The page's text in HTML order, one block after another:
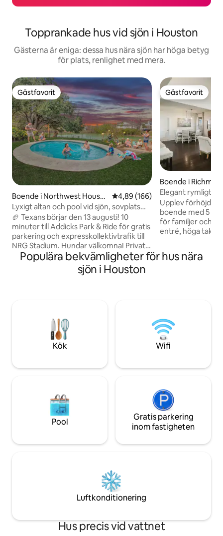
Topprankade hus vid sjön i Houston
Gästerna är eniga: dessa hus nära sjön har höga betyg
för plats, renlighet med mera.
Gästfavorit
Gästfavorit
Boende i Northwest Housto
n
4,89 av 5 i genomsnittligt
4,89 (166)
Lyxigt altan och pool vid sjön, sovplats
för 9 personer, hundar OK
🏈 Texans börjar den 13 augusti! 10
minuter till Addicks Park & Ride för gratis
parkering och expresskollektivtrafik till
NRG Stadium. Hundar välkomna! Privat
altan vid sjön och pool, din tillflyktsort vid
vattnet har plats för 9 personer.
Renoverat kök, bubbelbadkar, två 55-
lås, arbetsyta med bildskärm och
parkering för 4 bilar. Det perfekta lyxiga
baslägret för familjer, hundägare och
fans som söker en tillflyktsort vid sjön
Gästfavorit
Gästfavorit
Boende i
Elegant rymligt
vattnet. Bra läge
Houston,
Upplev förhöjd
boende med 5
för familjer och
entré, höga tak
tak ger en
Njut av
med en uteplats
pergola med en
vattnet.
Populära bekvämligheter för hus nära
sjön i Houston
Kök Wifi
Pool
Gratis parkering
inom fastigheten
Luftkonditionering
Hus precis vid vattnet